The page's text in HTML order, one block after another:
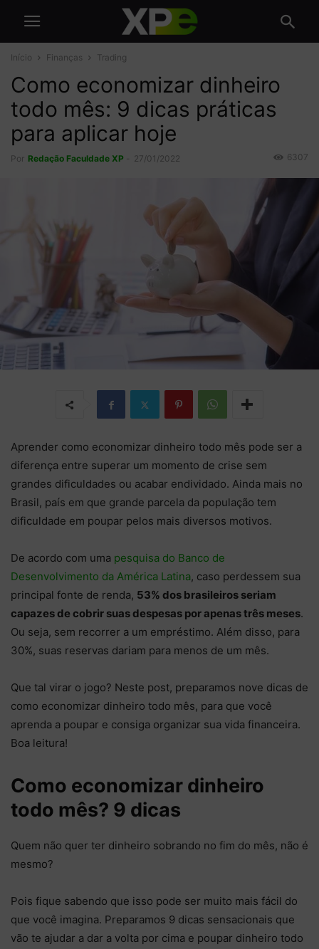
Início Finanças Trading
Como economizar dinheiro
todo mês: 9 dicas práticas
para aplicar hoje
Por Redação Faculdade XP 27/01/2022 6307
Aprender como economizar dinheiro todo mês pode ser a
diferença entre superar um momento de crise sem
grandes dificuldades ou acabar endividado. Ainda mais no
Brasil, país em que grande parcela da população tem
dificuldade em poupar pelos mais diversos motivos.
De acordo com uma pesquisa do Banco de
Desenvolvimento da América Latina, caso perdessem sua
principal fonte de renda, 53% dos brasileiros seriam
capazes de cobrir suas despesas por apenas três meses.
Ou seja, sem recorrer a um empréstimo. Além disso, para
30%, suas reservas dariam para menos de um mês.
Que tal virar o jogo? Neste post, preparamos nove dicas de
como economizar dinheiro todo mês, para que você
aprenda a poupar e consiga organizar sua vida financeira.
Boa leitura!
Como economizar dinheiro
todo mês? 9 dicas
Quem não quer ter dinheiro sobrando no fim do mês, não é
mesmo?
Pois fique sabendo que isso pode ser muito mais fácil do
que você imagina. Preparamos 9 dicas sensacionais que
vão te ajudar a dar a volta por cima e poupar dinheiro todo